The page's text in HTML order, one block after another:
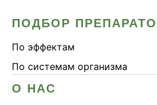
ПОДБОР
По эффектам
По системам организма
О НАС